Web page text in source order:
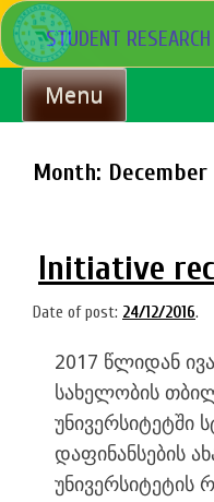
Skip
to
content
STUDENT
Menu
Month: December
Initiative
Date of post: 24/12/2016.
2017 წლიდან
სახელობის
უნივერსიტეტში
დაფინანსების
უნივერსიტეტის